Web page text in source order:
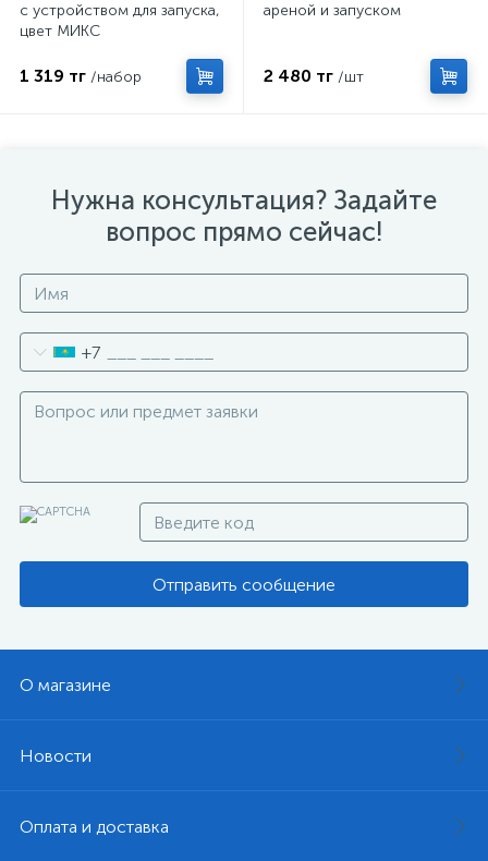
с устройством для запуска,
цвет МИКС
1 319 тг /набор
ареной и запуском
2 480 тг /шт
Нужна консультация? Задайте
вопрос прямо сейчас!
+7
Отправить сообщение
О магазине
Новости
Оплата и доставка